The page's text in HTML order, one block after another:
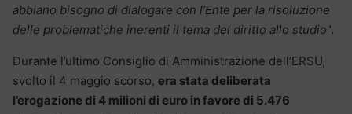
abbiano bisogno di dialogare con l’Ente per la risoluzione
delle problematiche inerenti il tema del diritto allo studio“.
Durante l’ultimo Consiglio di Amministrazione dell’ERSU,
svolto il 4 maggio scorso, era stata deliberata
l’erogazione di 4 milioni di euro in favore di 5.476